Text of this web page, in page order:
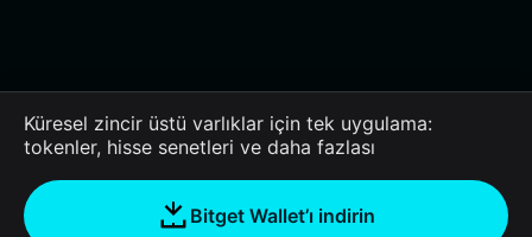
Küresel zincir üstü varlıklar için tek uygulama:
tokenler, hisse senetleri ve daha fazlası
Bitget Wallet’ı indirin